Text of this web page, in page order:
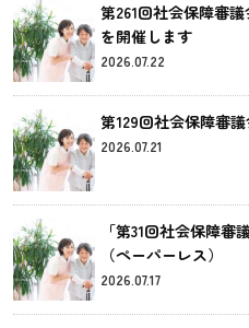
第261回社会保障審
を開催します
2026.07.22
第129回社会保障審
2026.07.21
「第31回社会保障
（ペーパーレス）
2026.07.17